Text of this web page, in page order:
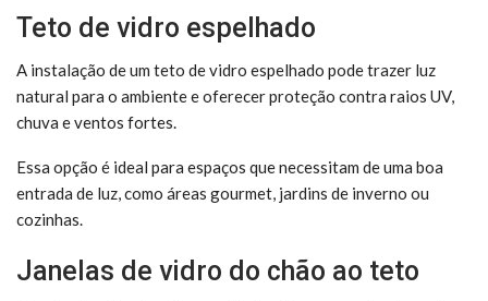
Teto de vidro espelhado
A instalação de um teto de vidro espelhado pode trazer luz
natural para o ambiente e oferecer proteção contra raios UV,
chuva e ventos fortes.
Essa opção é ideal para espaços que necessitam de uma boa
entrada de luz, como áreas gourmet, jardins de inverno ou
cozinhas.
Janelas de vidro do chão ao teto